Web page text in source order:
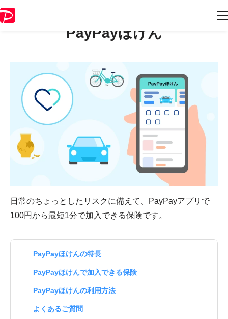
PayPayほけん
日常のちょっとしたリスクに備えて、
PayPayアプリで
100円から最短1分で加入できる保険です。
PayPayほけんの特長
PayPayほけんで加入できる保険
PayPayほけんの利用方法
よくあるご質問